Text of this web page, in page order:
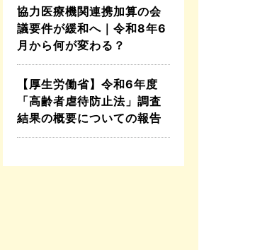
協力医療機関連携加算の会
議要件が緩和へ｜令和8年6
月から何が変わる？
【厚生労働省】令和6年度
「高齢者虐待防止法」調査
結果の概要についての報告